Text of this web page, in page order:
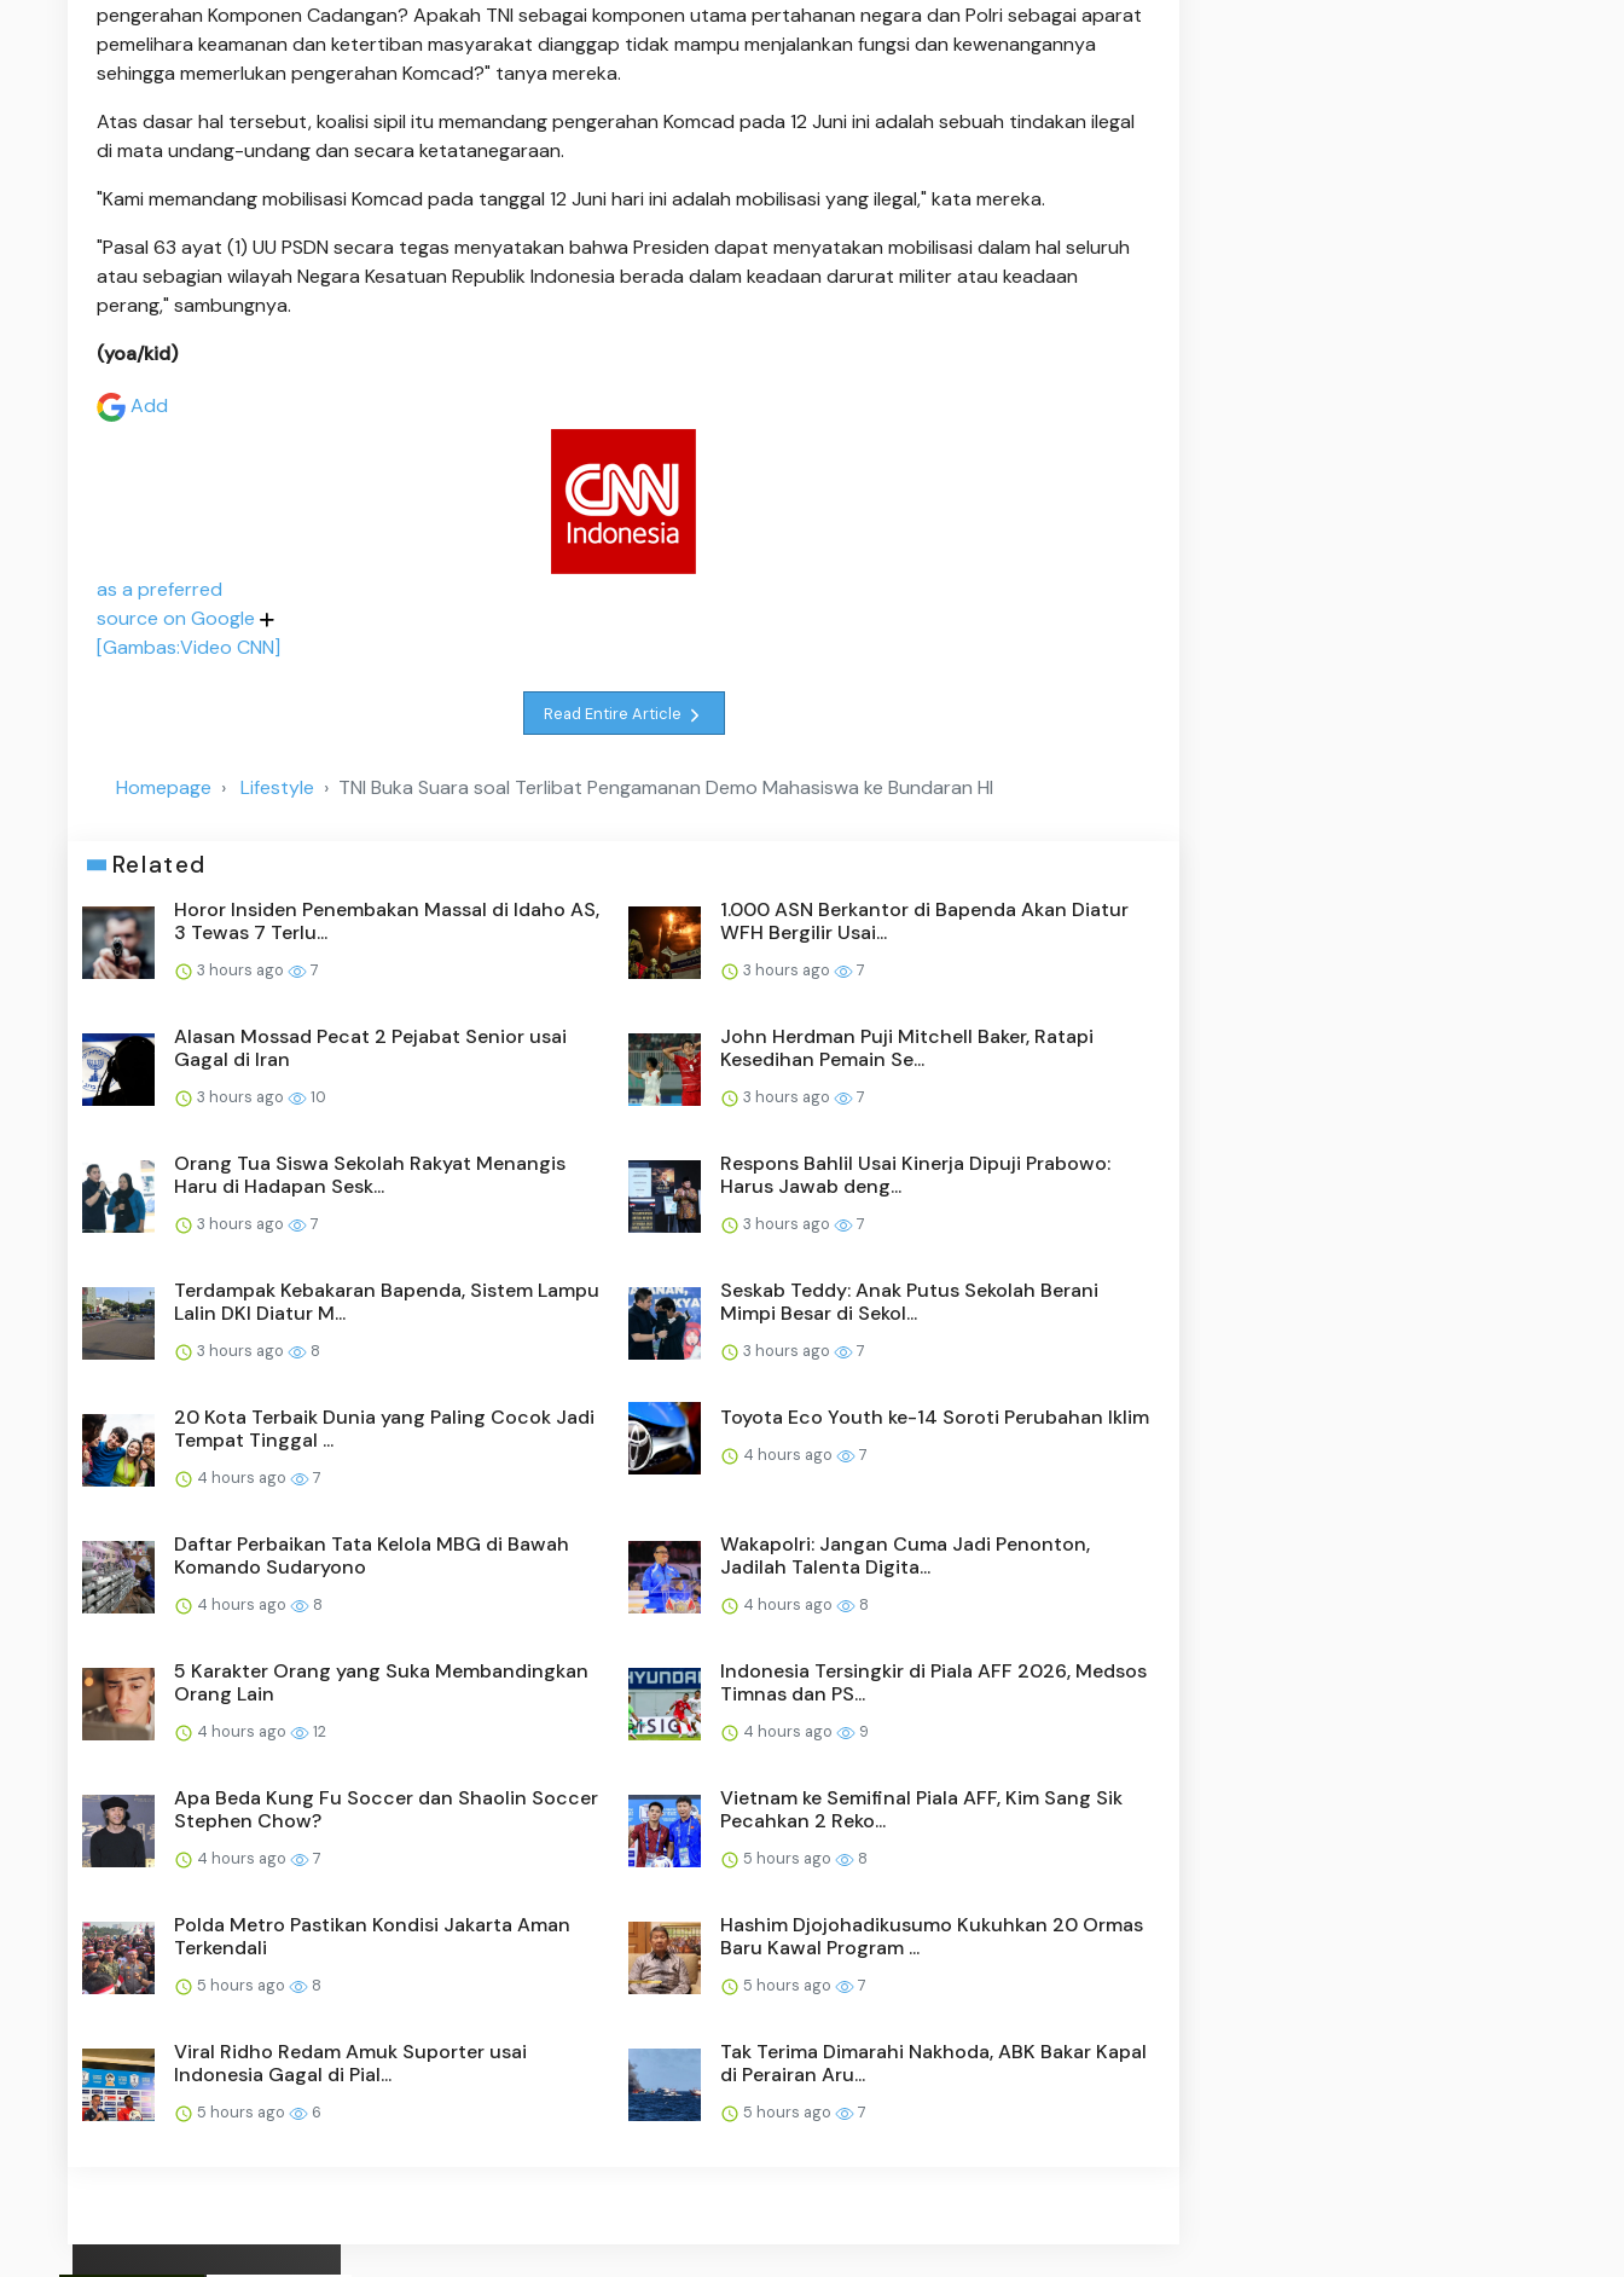
pengerahan Komponen Cadangan? Apakah TNI sebagai komponen utama pertahanan negara dan Polri sebagai aparat
pemelihara keamanan dan ketertiban masyarakat dianggap tidak mampu menjalankan fungsi dan kewenangannya
sehingga memerlukan pengerahan Komcad?" tanya mereka.
Atas dasar hal tersebut, koalisi sipil itu memandang pengerahan Komcad pada 12 Juni ini adalah sebuah tindakan ilegal
di mata undang-undang dan secara ketatanegaraan.
"Kami memandang mobilisasi Komcad pada tanggal 12 Juni hari ini adalah mobilisasi yang ilegal," kata mereka.
"Pasal 63 ayat (1) UU PSDN secara tegas menyatakan bahwa Presiden dapat menyatakan mobilisasi dalam hal seluruh
atau sebagian wilayah Negara Kesatuan Republik Indonesia berada dalam keadaan darurat militer atau keadaan
perang," sambungnya.
(yoa/kid)
Add
as a preferred
source on Google
[Gambas:Video CNN]
Read Entire Article
Homepage Lifestyle TNI Buka Suara soal Terlibat Pengamanan Demo Mahasiswa ke Bundaran HI
Related
Horor Insiden Penembakan Massal di Idaho AS,
3 Tewas 7 Terlu...
3 hours ago 7
1.000 ASN Berkantor di Bapenda Akan Diatur
WFH Bergilir Usai...
3 hours ago 7
Alasan Mossad Pecat 2 Pejabat Senior usai
Gagal di Iran
3 hours ago 10
John Herdman Puji Mitchell Baker, Ratapi
Kesedihan Pemain Se...
3 hours ago 7
Orang Tua Siswa Sekolah Rakyat Menangis
Haru di Hadapan Sesk...
3 hours ago 7
Respons Bahlil Usai Kinerja Dipuji Prabowo:
Harus Jawab deng...
3 hours ago 7
Terdampak Kebakaran Bapenda, Sistem Lampu
Lalin DKI Diatur M...
3 hours ago 8
Seskab Teddy: Anak Putus Sekolah Berani
Mimpi Besar di Sekol...
3 hours ago 7
20 Kota Terbaik Dunia yang Paling Cocok Jadi
Tempat Tinggal ...
4 hours ago 7
Toyota Eco Youth ke-14 Soroti Perubahan Iklim
4 hours ago 7
Daftar Perbaikan Tata Kelola MBG di Bawah
Komando Sudaryono
4 hours ago 8
Wakapolri: Jangan Cuma Jadi Penonton,
Jadilah Talenta Digita...
4 hours ago 8
5 Karakter Orang yang Suka Membandingkan
Orang Lain
4 hours ago 12
Indonesia Tersingkir di Piala AFF 2026, Medsos
Timnas dan PS...
4 hours ago 9
Apa Beda Kung Fu Soccer dan Shaolin Soccer
Stephen Chow?
4 hours ago 7
Vietnam ke Semifinal Piala AFF, Kim Sang Sik
Pecahkan 2 Reko...
5 hours ago 8
Polda Metro Pastikan Kondisi Jakarta Aman
Terkendali
5 hours ago 8
Hashim Djojohadikusumo Kukuhkan 20 Ormas
Baru Kawal Program ...
5 hours ago 7
Viral Ridho Redam Amuk Suporter usai
Indonesia Gagal di Pial...
5 hours ago 6
Tak Terima Dimarahi Nakhoda, ABK Bakar Kapal
di Perairan Aru...
5 hours ago 7